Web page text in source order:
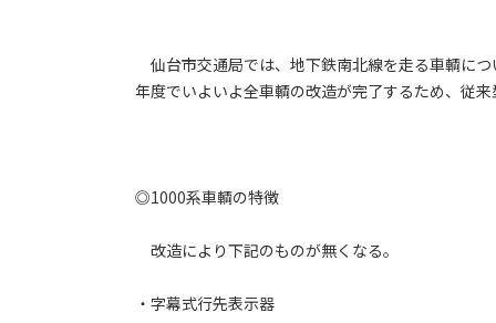
仙台市交通局では、地下鉄南北線を走る車輌に
年度でいよいよ全車輌の改造が完了するため、従
◎1000系車輌の特徴
改造により下記のものが無くなる。
・字幕式行先表示器